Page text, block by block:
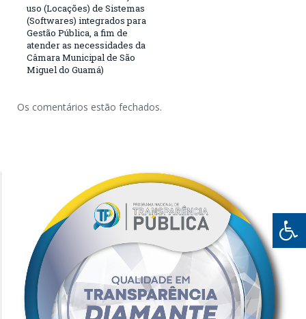
uso (Locações) de Sistemas
(Softwares) integrados para
Gestão Pública, a fim de
atender as necessidades da
Câmara Municipal de São
Miguel do Guamá)
Os comentários estão fechados.